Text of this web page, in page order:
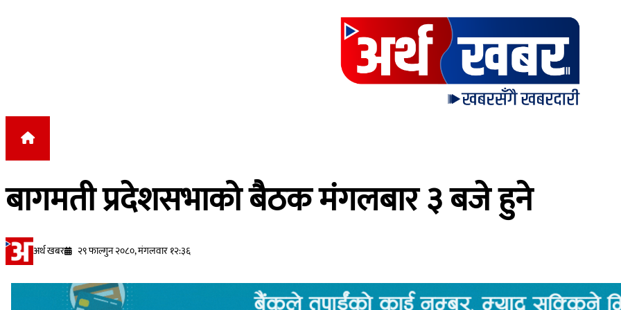
बागमती प्रदेशसभाको बैठक मंगलबार ३ बजे हुने
अर्थ खबर २९ फाल्गुन २०८०, मंगलवार १२:३६